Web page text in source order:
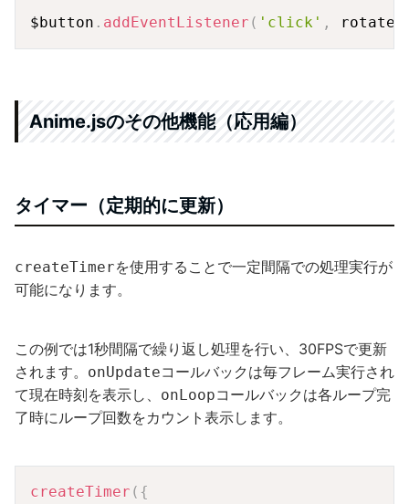
$button . addEventListener ( 'click' ,
Anime.jsのその他機能（応用編）
タイマー（定期的に更新）
createTimerを使用することで一定間隔での処理実行が
可能になります。
この例では1秒間隔で繰り返し処理を行い、30FPSで更新
されます。 onUpdateコールバックは毎フレーム実行され
て現在時刻を表示し、 onLoopコールバックは各ループ完
了時にループ回数をカウント表示します。
createTimer ( {